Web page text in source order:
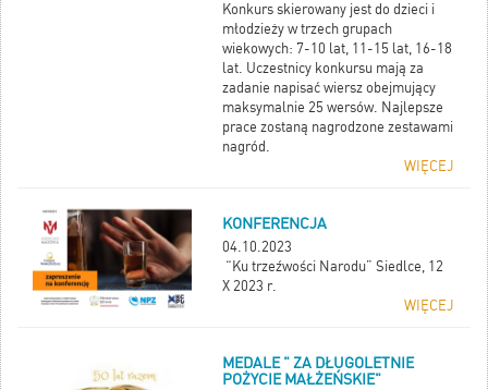
Konkurs skierowany jest do dzieci i
młodzieży w trzech grupach
wiekowych: 7-10 lat, 11-15 lat, 16-18
lat. Uczestnicy konkursu mają za
zadanie napisać wiersz obejmujący
maksymalnie 25 wersów. Najlepsze
prace zostaną nagrodzone zestawami
nagród.
WIĘCEJ
KONFERENCJA
04.10.2023
“Ku trzeźwości Narodu” Siedlce, 12
X 2023 r.
WIĘCEJ
MEDALE " ZA DŁUGOLETNIE
POŻYCIE MAŁŻEŃSKIE"